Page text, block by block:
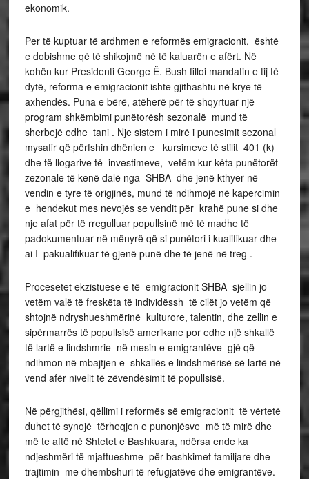
ekonomik.
Per të kuptuar të ardhmen e reformës emigracionit, është
e dobishme që të shikojmë në të kaluarën e afërt. Në
kohën kur Presidenti George Ë. Bush filloi mandatin e tij të
dytë, reforma e emigracionit ishte gjithashtu në krye të
axhendës. Puna e bërë, atëherë për të shqyrtuar një
program shkëmbimi punëtorësh sezonalë mund të
sherbejë edhe tani . Nje sistem i mirë i punesimit sezonal
mysafir që përfshin dhënien e kursimeve të stilit 401 (k)
dhe të llogarive të investimeve, vetëm kur këta punëtorët
zezonale të kenë dalë nga SHBA dhe jenë kthyer në
vendin e tyre të origjinës, mund të ndihmojë në kapercimin
e hendekut mes nevojës se vendit për krahë pune si dhe
nje afat për të rregulluar popullsinë më të madhe të
padokumentuar në mënyrë që si punëtori i kualifikuar dhe
ai I pakualifikuar të gjenë punë dhe të jenë në treg .
Procesetet ekzistuese e të emigracionit SHBA sjellin jo
vetëm valë të freskëta të individëssh të cilët jo vetëm që
shtojnë ndryshueshmërinë kulturore, talentin, dhe zellin e
sipërmarrës të popullsisë amerikane por edhe një shkallë
të lartë e lindshmrie në mesin e emigrantëve gjë që
ndihmon në mbajtjen e shkallës e lindshmërisë së lartë në
vend afër nivelit të zëvendësimit të popullsisë.
Në përgjithësi, qëllimi i reformës së emigracionit të vërtetë
duhet të synojë tërheqjen e punonjësve më të mirë dhe
më te aftë në Shtetet e Bashkuara, ndërsa ende ka
ndjeshmëri të mjaftueshme për bashkimet familjare dhe
trajtimin me dhembshuri të refugjatëve dhe emigrantëve.